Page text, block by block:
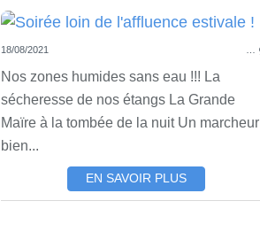
18/08/2021
Nos zones humides sans eau !!! La
sécheresse de nos étangs La Grande
Maïre à la tombée de la nuit Un marcheur
bien...
EN SAVOIR PLUS